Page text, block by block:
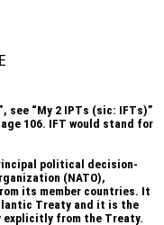
see “My 2 IPTs (sic: IFTs)”
106. IFT would stand for
political decision-
(NATO),
its member countries. It
Treaty and it is the
explicitly from the Treaty.